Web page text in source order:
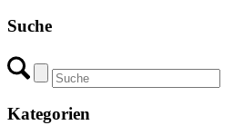
Suche
Kategorien